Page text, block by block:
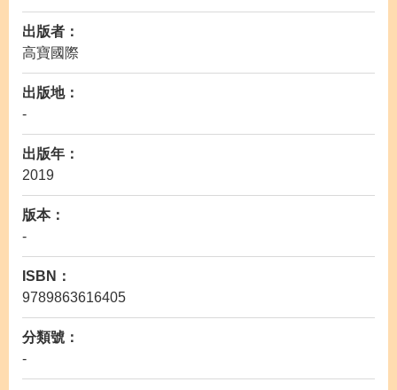
出版者：
高寶國際
出版地：
-
出版年：
2019
版本：
-
ISBN：
9789863616405
分類號：
-